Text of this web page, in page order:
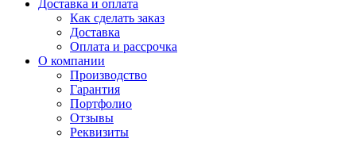
Доставка и оплата
Как сделать заказ
Доставка
Оплата и рассрочка
О компании
Производство
Гарантия
Портфолио
Отзывы
Реквизиты